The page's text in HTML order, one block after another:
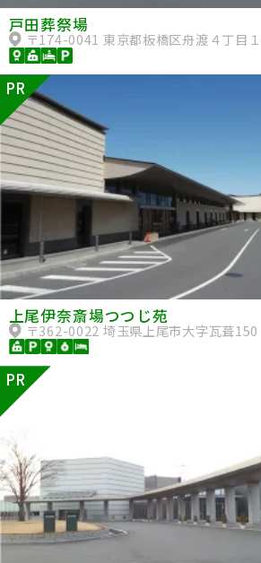
戸田葬祭場
〒174-0041 東京都板橋区舟渡４丁目１
PR
上尾伊奈斎場つつじ苑
〒362-0022 埼玉県上尾市大字瓦葺150
PR